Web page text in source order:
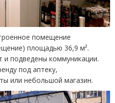
помещение
площадью 36,9 м².
и подведены коммуникации.
под аптеку,
или небольшой магазин.